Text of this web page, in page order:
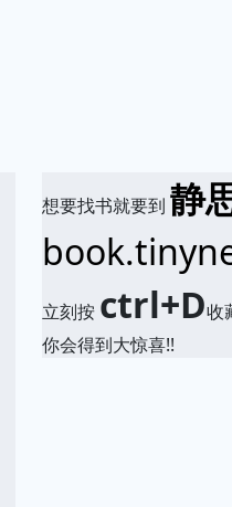
想要找书就要到静
立刻按 ctrl+D收
你会得到大惊喜!!